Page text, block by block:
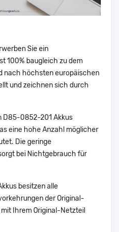
Sie ein
100% baugleich zu dem
nach höchsten europäischen
und zeichnen sich durch
D85-0852-201 Akkus
eine hohe Anzahl möglicher
Die geringe
bei Nichtgebrauch für
besitzen alle
der Original-
Ihrem Original-Netzteil